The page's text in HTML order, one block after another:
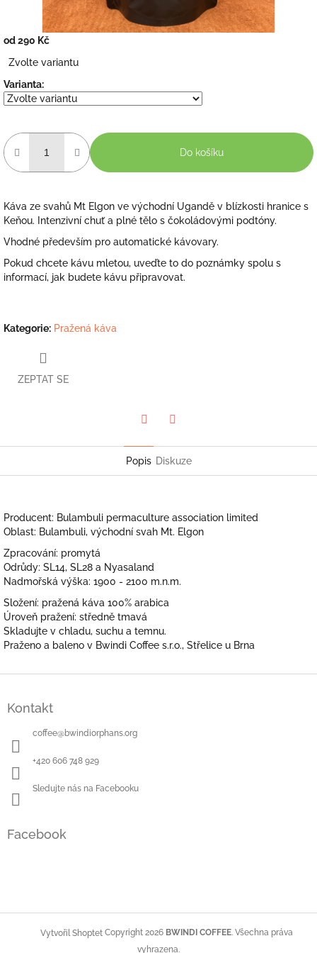
od290 Kč
cena:
Zvolte variantu
Varianta:
Do košíku
Káva ze svahů Mt Elgon ve východní Ugandě v blízkosti hranice s
Keňou. Intenzivní chuť a plné tělo s čokoládovými podtóny.
Vhodné především pro automatické kávovary.
Pokud chcete kávu mletou, uveďte to do poznámky spolu s
informací, jak budete kávu připravovat.
Kategorie: Pražená káva
ZEPTAT SE
Popis Diskuze
Producent: Bulambuli permaculture association limited
Oblast: Bulambuli, východní svah Mt. Elgon
Zpracování: promytá
Odrůdy: SL14, SL28 a Nyasaland
Nadmořská výška: 1900 - 2100 m.n.m.
Složení: pražená káva 100% arabica
Úroveň pražení: středně tmavá
Skladujte v chladu, suchu a temnu.
Praženo a baleno v Bwindi Coffee s.r.o., Střelice u Brna
Kontakt
coffee@bwindiorphans.org
+420 606 748 929
Sledujte nás na Facebooku
Facebook
Vytvořil Shoptet Copyright 2026 BWINDI COFFEE. Všechna práva
vyhrazena.